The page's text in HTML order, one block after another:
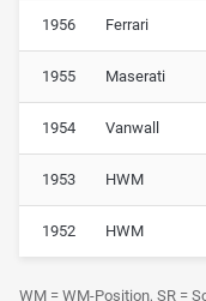
1956 Ferrari
1955 Maserati
1954 Vanwall
1953 HWM
1952 HWM
WM = WM-Position, SR =